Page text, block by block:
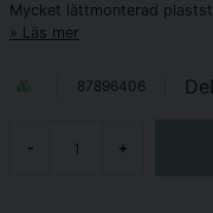
Mycket lättmonterad
Läs mer
87896406
- +